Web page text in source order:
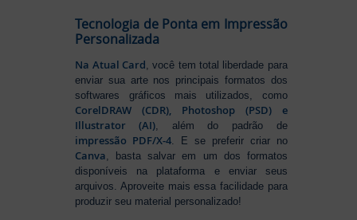
Tecnologia de Ponta em Impressão
Personalizada
Na Atual Card, você tem total liberdade para
enviar sua arte nos principais formatos dos
softwares gráficos mais utilizados, como
CorelDRAW (CDR), Photoshop (PSD) e
Illustrator (AI), além do padrão de
impressão PDF/X-4. E se preferir criar no
Canva, basta salvar em um dos formatos
disponíveis na plataforma e enviar seus
arquivos. Aproveite mais essa facilidade para
produzir seu material personalizado!